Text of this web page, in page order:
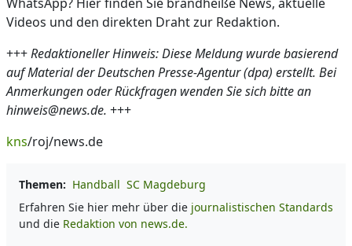
Videos und den direkten Draht zur Redaktion.
+++Redaktioneller Hinweis: Diese Meldung wurde basierend
auf Material der Deutschen Presse-Agentur (dpa) erstellt. Bei
Anmerkungen oder Rückfragen wenden Sie sich bitte an
hinweis@news.de. +++
kns/roj/news.de
Themen: Handball SC Magdeburg
Erfahren Sie hier mehr über die journalistischen Standards
und die Redaktion von news.de.